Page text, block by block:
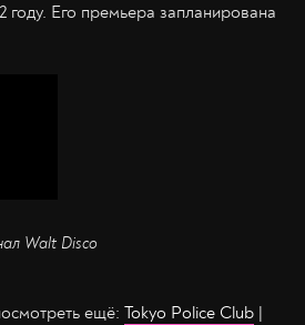
Его премьера запланирована
Walt Disco
ещё: Tokyo Police Club |